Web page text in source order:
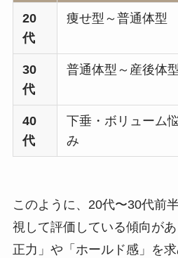
20
代
痩せ型～普通体型
30
代
普通体型～産後体型
40
代
下垂・ボリューム
み
このように、20代〜30代前
視して評価している傾向が
正力」や「ホールド感」を